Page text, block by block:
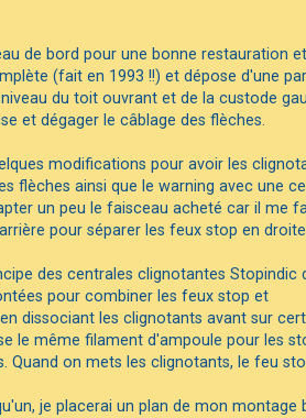
de bord pour une bonne restauration et
(fait en 1993 !!) et dépose d'une
du toit ouvrant et de la custode
et dégager le câblage des flèches.
modifications pour avoir les
flèches ainsi que le warning avec une
un peu le faisceau acheté car il me
pour séparer les feux stop en
des centrales clignotantes Stopindic
pour combiner les feux stop et
dissociant les clignotants avant sur
le même filament d'ampoule pour les
Quand on mets les clignotants, le feu
je placerai un plan de mon montage